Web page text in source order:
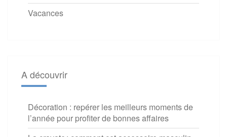
Vacances
A découvrir
Décoration : repérer les meilleurs moments de
l’année pour profiter de bonnes affaires